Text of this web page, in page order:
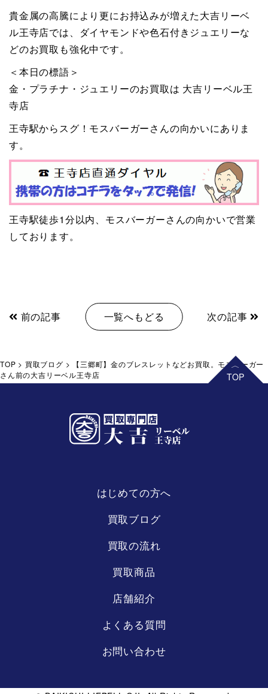
貴金属の高騰により更にお持込みが増えた大吉リーベ
ル王寺店では、ダイヤモンドや色石付きジュエリーな
どのお買取も強化中です。
＜本日の標語＞
金・プラチナ・ジュエリーのお買取は 大吉リーベル王
寺店
王寺駅からスグ！モスバーガーさんの向かいにありま
す。
王寺駅徒歩1分以内、モスバーガーさんの向かいで営業
しております。
前の記事 一覧へもどる 次の記事
TOP > 買取ブログ >
【三郷町】金のブレスレットなどお買取。モスバーガー
さん前の大吉リーベル王寺店
リーベル
王寺店
はじめての方へ
買取ブログ
買取の流れ
買取商品
店舗紹介
よくある質問
お問い合わせ